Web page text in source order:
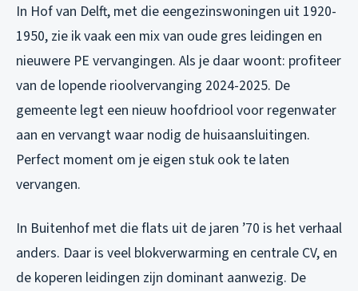
In Hof van Delft, met die eengezinswoningen uit 1920-
1950, zie ik vaak een mix van oude gres leidingen en
nieuwere PE vervangingen. Als je daar woont: profiteer
van de lopende rioolvervanging 2024-2025. De
gemeente legt een nieuw hoofdriool voor regenwater
aan en vervangt waar nodig de huisaansluitingen.
Perfect moment om je eigen stuk ook te laten
vervangen.
In Buitenhof met die flats uit de jaren ’70 is het verhaal
anders. Daar is veel blokverwarming en centrale CV, en
de koperen leidingen zijn dominant aanwezig. De